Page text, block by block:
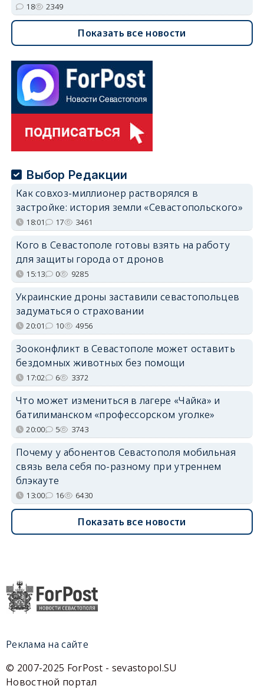
18 2349
Показать все новости
Выбор Редакции
Как совхоз-миллионер растворялся в
застройке: история земли «Севастопольского»
18:01 17 3461
Кого в Севастополе готовы взять на работу
для защиты города от дронов
15:13 0 9285
Украинские дроны заставили севастопольцев
задуматься о страховании
20:01 10 4956
Зооконфликт в Севастополе может оставить
бездомных животных без помощи
17:02 6 3372
Что может измениться в лагере «Чайка» и
батилиманском «профессорском уголке»
20:00 5 3743
Почему у абонентов Севастополя мобильная
связь вела себя по-разному при утреннем
блэкауте
13:00 16 6430
Показать все новости
Реклама на сайте
© 2007-2025 ForPost - sevastopol.SU
Новостной портал